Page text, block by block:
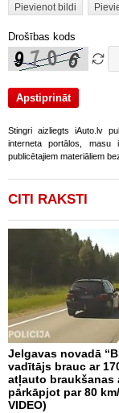
Pievienot bildi
Drošības kods
Stingri aizliegts iAuto.lv
interneta portālos,
publicētajiem materiāliem
CITI RAKSTI
Jelgavas novadā
vadītājs brauc ar
atļauto braukšanas
pārkāpjot par 80
VIDEO)